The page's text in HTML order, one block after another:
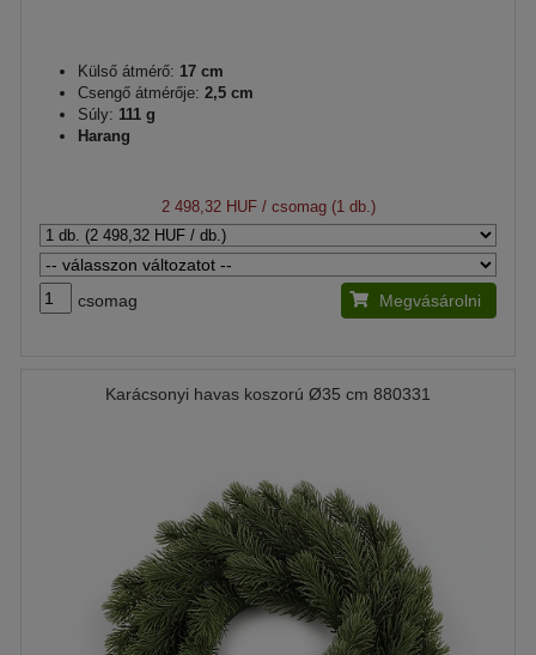
Külső átmérő: 17 cm
Csengő átmérője: 2,5 cm
Súly: 111 g
Harang
2 498,32 HUF/ csomag (1 db.)
csomag Megvásárolni
Karácsonyi havas koszorú Ø35 cm 880331